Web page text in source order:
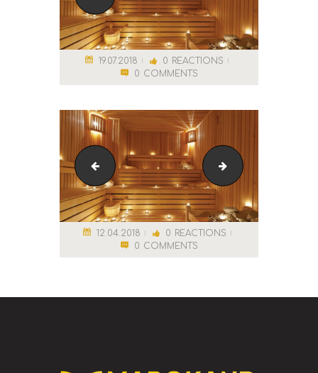
19.07.2018 0 REACTIONS
0 COMMENTS
slider_2_3.jpg
12.04.2018 0 REACTIONS
0 COMMENTS